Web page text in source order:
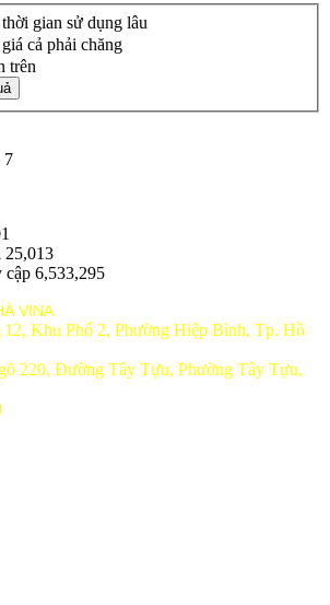
gian sử dụng lâu
cả phải chăng
trên
7
25,013
cập 6,533,295
VINA
Khu Phố 2, Phường Hiệp Bình, Tp. Hồ
220, Đường Tây Tựu, Phường Tây Tựu,